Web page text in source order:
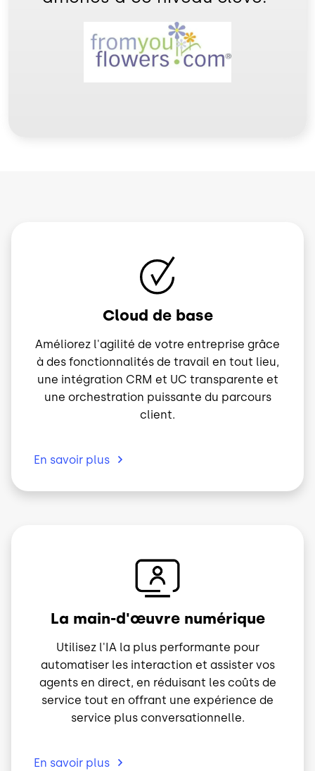
Cloud de base
Améliorez l'agilité de votre entreprise grâce
à des fonctionnalités de travail en tout lieu,
une intégration CRM et UC transparente et
une orchestration puissante du parcours
client.
En savoir plus
La main-d'œuvre numérique
Utilisez l'IA la plus performante pour
automatiser les interaction et assister vos
agents en direct, en réduisant les coûts de
service tout en offrant une expérience de
service plus conversationnelle.
En savoir plus